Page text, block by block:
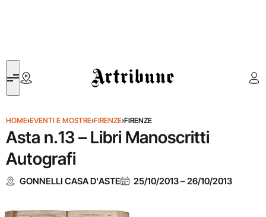
Artribune
HOME›EVENTI E MOSTRE›FIRENZE›FIRENZE
Asta n.13 – Libri Manoscritti
Autografi
GONNELLI CASA D'ASTE 25/10/2013–26/10/2013